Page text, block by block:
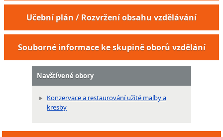
Učební plán / Rozvržení obsahu vzdělávání
Souborné informace ke skupině oborů vzdělání
Navštívené obory
Konzervace a restaurování užité malby a
kresby